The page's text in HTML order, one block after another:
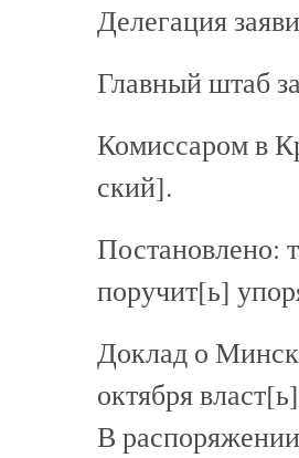
Делегация
Главный штаб
Комиссаром в
ский].
Постановлено:
поручит[ь]
Доклад о
октября
В